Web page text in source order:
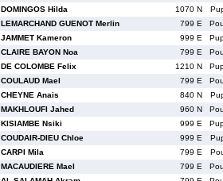
DOMINGOS Hilda 1070 N
LEMARCHAND GUENOT Merlin 799 E
JAMMET Kameron 999 E
CLAIRE BAYON Noa 799 E
DE COLOMBE Felix 1210 N
COULAUD Mael 799 E
CHEYNE Anais 840 N
MAKHLOUFI Jahed 960 N
KISIAMBE Nsiki 999 E
COUDAIR-DIEU Chloe 999 E
CARPI Mila 799 E
MACAUDIERE Mael 799 E